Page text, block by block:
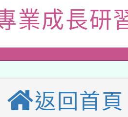
究院辦理「
22日(星期六
航」
桃園地景藝術
學年度第2次
結果公告(無人
共學行動站研
理115年度閱讀
業成長研
返回首頁